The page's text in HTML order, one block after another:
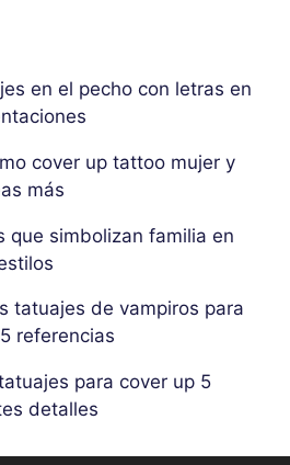
en el pecho con letras en
cover up tattoo mujer y
más
que simbolizan familia en
tatuajes de vampiros para
referencias
para cover up 5
detalles